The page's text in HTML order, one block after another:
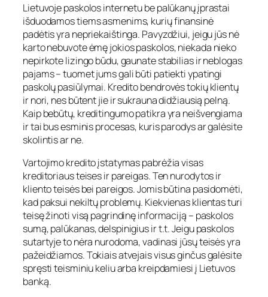
Lietuvoje paskolos internetu be palūkanų įprastai
išduodamos tiems asmenims, kurių finansinė
padėtis yra nepriekaištinga. Pavyzdžiui, jeigu jūs nė
karto nebuvote ėmę jokios paskolos, niekada nieko
nepirkote lizingo būdu, gaunate stabilias ir neblogas
pajams – tuomet jums gali būti patiekti ypatingi
paskolų pasiūlymai. Kredito bendrovės tokių klientų
ir nori, nes būtent jie ir sukrauna didžiausią pelną.
Kaip bebūtų, kreditingumo patikra yra neišvengiama
ir tai bus esminis procesas, kuris parodys ar galėsite
skolintis ar ne.
Vartojimo kredito įstatymas pabrėžia visas
kreditoriaus teises ir pareigas. Ten nurodytos ir
kliento teisės bei pareigos. Jomis būtina pasidomėti,
kad paksui nekiltų problemų. Kiekvienas klientas turi
teisę žinoti visą pagrindinę informaciją – paskolos
sumą, palūkanas, delspinigius ir t.t. Jeigu paskolos
sutartyje to nėra nurodoma, vadinasi jūsų teisės yra
pažeidžiamos. Tokiais atvejais visus ginčus galėsite
spręsti teisminiu keliu arba kreipdamiesi į Lietuvos
banką.